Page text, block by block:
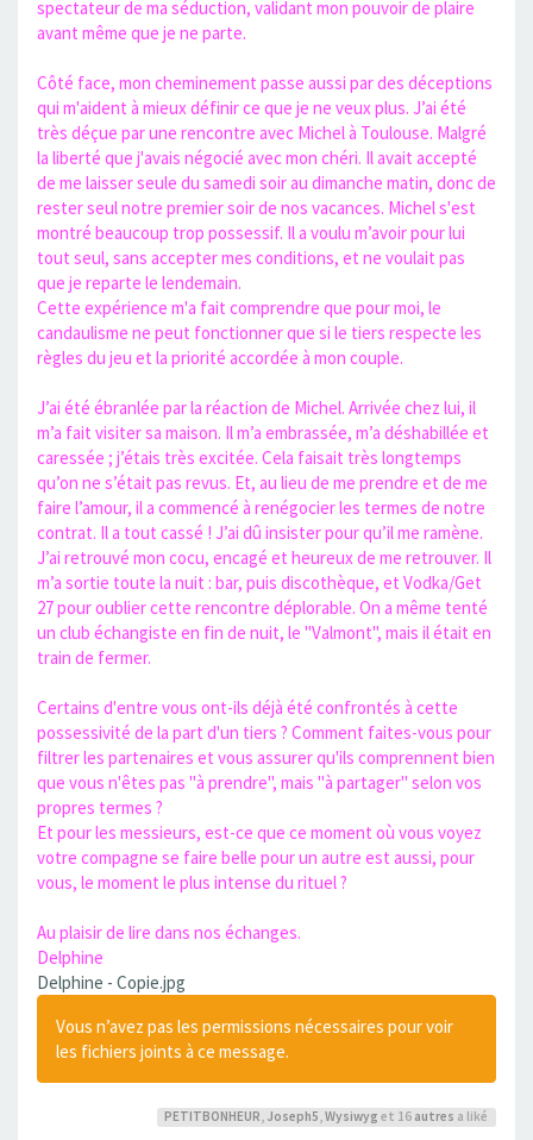
spectateur de ma séduction, validant mon pouvoir de plaire
avant même que je ne parte.
Côté face, mon cheminement passe aussi par des déceptions
qui m'aident à mieux définir ce que je ne veux plus. J’ai été
très déçue par une rencontre avec Michel à Toulouse. Malgré
la liberté que j'avais négocié avec mon chéri. Il avait accepté
de me laisser seule du samedi soir au dimanche matin, donc de
rester seul notre premier soir de nos vacances. Michel s'est
montré beaucoup trop possessif. Il a voulu m’avoir pour lui
tout seul, sans accepter mes conditions, et ne voulait pas
que je reparte le lendemain.
Cette expérience m'a fait comprendre que pour moi, le
candaulisme ne peut fonctionner que si le tiers respecte les
règles du jeu et la priorité accordée à mon couple.
J’ai été ébranlée par la réaction de Michel. Arrivée chez lui, il
m’a fait visiter sa maison. Il m’a embrassée, m’a déshabillée et
caressée ; j’étais très excitée. Cela faisait très longtemps
qu’on ne s’était pas revus. Et, au lieu de me prendre et de me
faire l’amour, il a commencé à renégocier les termes de notre
contrat. Il a tout cassé ! J’ai dû insister pour qu’il me ramène.
J’ai retrouvé mon cocu, encagé et heureux de me retrouver. Il
m’a sortie toute la nuit : bar, puis discothèque, et Vodka/Get
27 pour oublier cette rencontre déplorable. On a même tenté
un club échangiste en fin de nuit, le "Valmont", mais il était en
train de fermer.
Certains d'entre vous ont-ils déjà été confrontés à cette
possessivité de la part d'un tiers ? Comment faites-vous pour
filtrer les partenaires et vous assurer qu'ils comprennent bien
que vous n'êtes pas "à prendre", mais "à partager" selon vos
propres termes ?
Et pour les messieurs, est-ce que ce moment où vous voyez
votre compagne se faire belle pour un autre est aussi, pour
vous, le moment le plus intense du rituel ?
Au plaisir de lire dans nos échanges.
Delphine
Delphine - Copie.jpg
Vous n’avez pas les permissions nécessaires pour voir
les fichiers joints à ce message.
PETITBONHEUR, Joseph5,Wysiwyg et 16 autres a liké